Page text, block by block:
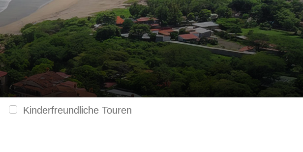
Kinderfreundliche Touren